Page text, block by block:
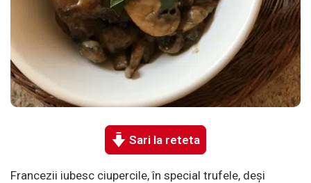
Sari la reteta
Francezii iubesc ciupercile, în special trufele, deși